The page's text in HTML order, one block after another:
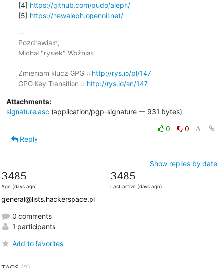
[4] https://github.com/pudo/aleph/
[5] https://newaleph.openoil.net/
--
Pozdrawiam,
Michał "rysiek" Woźniak
Zmieniam klucz GPG :: http://rys.io/pl/147
GPG Key Transition :: http://rys.io/en/147
Attachments:
signature.asc (application/pgp-signature — 931 bytes)
0
0
Reply
Show replies by date
3485
Age (days ago)
3485
Last active (days ago)
general@lists.hackerspace.pl
0 comments
1 participants
Add to favorites